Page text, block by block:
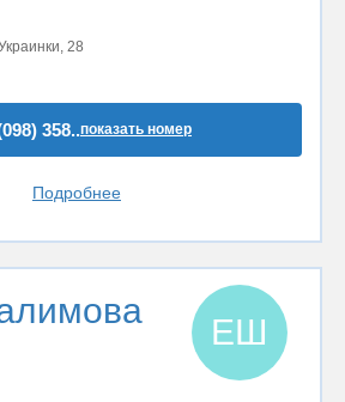
28
358..показать номер
Подробнее
ЕШ